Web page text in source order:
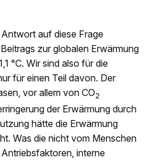
auf diese Frage
zur globalen Erwärmung
°C. Wir sind also für die
für einen Teil davon. Der
vor allem von CO2
der Erwärmung durch
hätte die Erwärmung
Was die nicht vom Menschen
interne